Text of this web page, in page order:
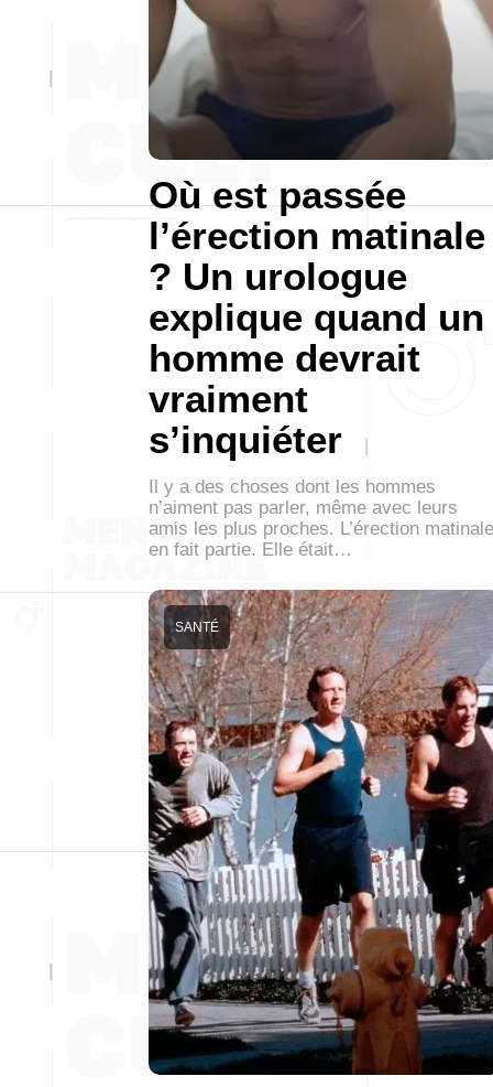
Où est passée
l’érection matinale
? Un urologue
explique quand un
homme devrait
vraiment
s’inquiéter
Il y a des choses dont les hommes
n’aiment pas parler, même avec leurs
amis les plus proches. L’érection matinale
en fait partie. Elle était…
SANTÉ